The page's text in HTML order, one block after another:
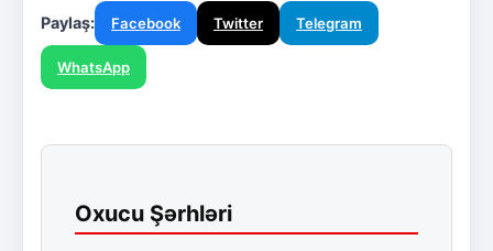
Paylaş: Facebook Twitter Telegram
WhatsApp
Oxucu Şərhləri